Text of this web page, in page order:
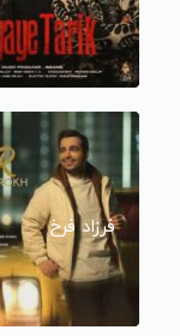
فرزاد فرخ